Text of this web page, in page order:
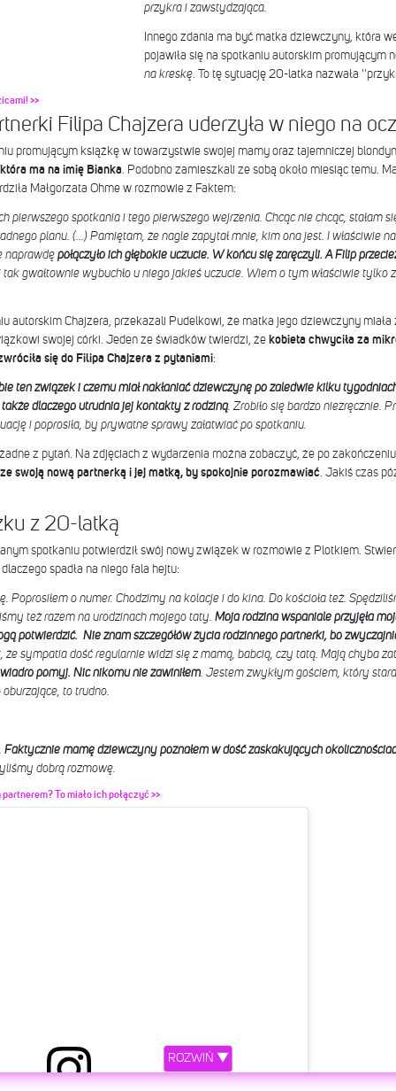
przykra i zawstydzająca.
Innego zdania ma być matka dziewczyny, która
pojawiła się na spotkaniu autorskim promującym
na kreskę. To tę sytuację 20-latka nazwała
>>
Filipa Chajzera uderzyła w niego na
promującym książkę w towarzystwie swojej mamy oraz tajemniczej
ma na imię Bianka. Podobno zamieszkali ze sobą około miesiąc temu.
Małgorzata Ohme w rozmowie z Faktem:
pierwszego spotkania i tego pierwszego wejrzenia. Chcąc nie chcąc, stałam
planu. (...) Pamiętam, że nagle zapytał mnie, kim ona jest. I właściwie
naprawdę połączyło ich głębokie uczucie. W końcu się zaręczyli. A Filip
gwałtownie wybuchło u niego jakieś uczucie. Wiem o tym właściwie tylko
autorskim Chajzera, przekazali Pudelkowi, że matka jego dziewczyny miała
swojej córki. Jeden ze świadków twierdzi, że kobieta chwyciła za
się do Filipa Chajzera z pytaniami:
ten związek i czemu miał nakłaniać dziewczynę po zaledwie kilku
dlaczego utrudnia jej kontakty z rodziną. Zrobiło się bardzo niezręcznie.
i poprosiła, by prywatne sprawy załatwiać po spotkaniu.
z pytań. Na zdjęciach z wydarzenia można zobaczyć, że po
swoją nową partnerką i jej matką, by spokojnie porozmawiać. Jakiś czas
z 20-latką
spotkaniu potwierdził swój nowy związek w rozmowie z Plotkiem.
spadła na niego fala hejtu:
Poprosiłem o numer. Chodzimy na kolacje i do kina. Do kościoła też.
też razem na urodzinach mojego taty. Moja rodzina wspaniale przyjęła
potwierdzić. Nie znam szczegółów życia rodzinnego partnerki, bo
że sympatia dość regularnie widzi się z mamą, babcią, czy tatą. Mają chyba
pomyj. Nic nikomu nie zawiniłem. Jestem zwykłym gościem, który
to trudno.
Faktycznie mamę dziewczyny poznałem w dość zaskakujących
dobrą rozmowę.
To miało ich połączyć >>
ROZWIŃ ▼